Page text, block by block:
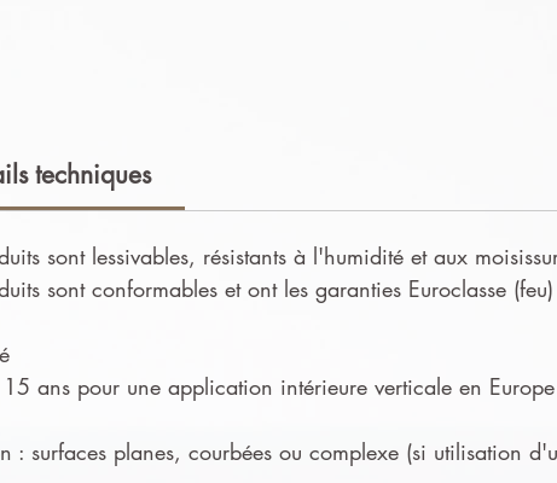
techniques
sont lessivables, résistants à l'humidité et aux
sont conformables et ont les garanties Euroclasse
ans pour une application intérieure verticale en
: surfaces planes, courbées ou complexe (si utilisation